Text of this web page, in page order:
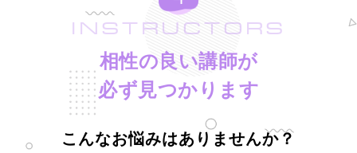
INSTRUCTORS
相性の良い講師が
必ず見つかります
こんなお悩みはありませんか？